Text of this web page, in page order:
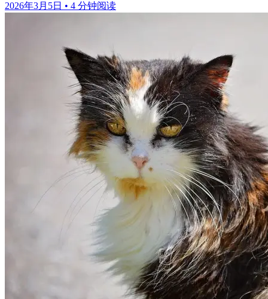
2026年3月5日 • 4 分钟阅读